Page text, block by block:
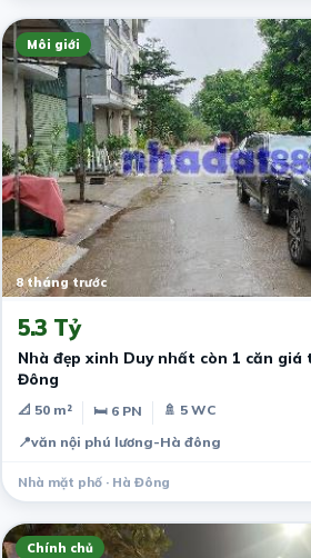
Môi giới
8 tháng trước
5.3 Tỷ
Nhà đẹp xinh Duy nhất còn 1 căn
Đông
📐 50 m² 🛏 6 PN
🚿 5 WC
📍văn nội phú lương-Hà đông
Nhà mặt phố · Hà Đông
Chính chủ